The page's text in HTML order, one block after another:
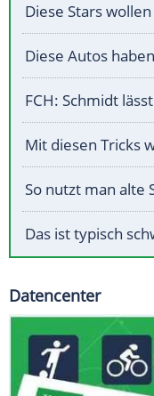
Diese Stars
Diese Autos
FCH: Schmidt
Mit diesen Tricks
So nutzt man alte
Das ist typisch
Datencenter